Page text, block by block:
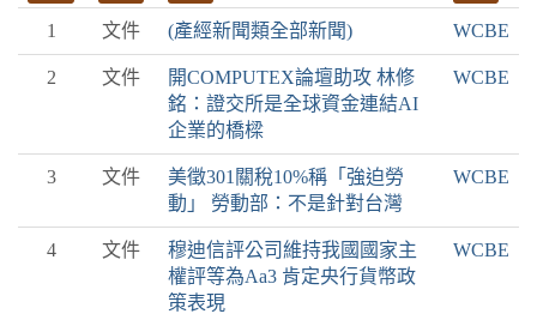
1 文件 (產經新聞類全部新聞) WCBE
2 文件
開COMPUTEX論壇助攻 林修
銘：證交所是全球資金連結AI
企業的橋樑
WCBE
3 文件
美徵301關稅10%稱「強迫勞
動」 勞動部：不是針對台灣
WCBE
4 文件
穆迪信評公司維持我國國家主
權評等為Aa3 肯定央行貨幣政
策表現
WCBE